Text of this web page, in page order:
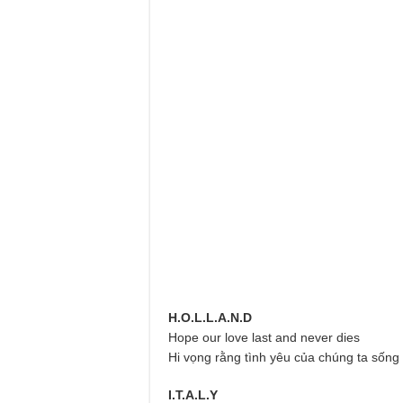
H.O.L.L.A.N.D
Hope our love last and never dies
Hi vọng rằng tình yêu của chúng ta sống
I.T.A.L.Y